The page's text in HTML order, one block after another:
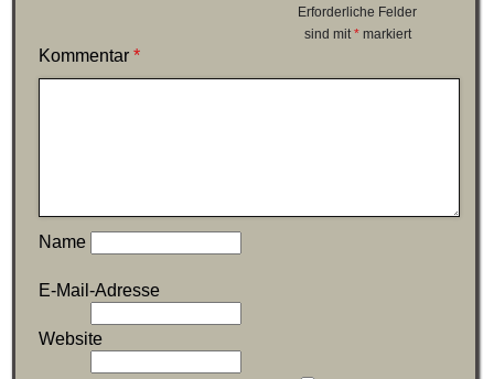
Erforderliche Felder
sind mit*markiert
Kommentar *
Name
E-Mail-Adresse
Website